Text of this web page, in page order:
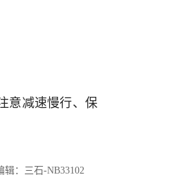
意减速慢行、保
辑：三石-NB33102